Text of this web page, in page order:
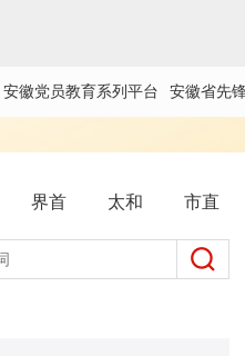
安徽党员教育系列平台 安徽省先
界首 太和 市直